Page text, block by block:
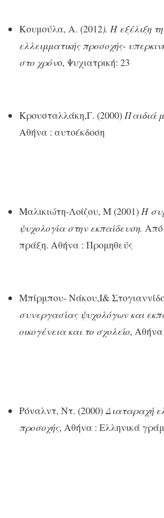
Κουμούλα, Α. (2012). Η εξέλιξη
ελλειμματικής προσοχής-
στο χρόνο, Ψυχιατρική: 23
Κρουσταλλάκη,Γ. (2000) Παιδιά
Αθήνα : αυτοέκδοση
Μαλικιώτη-Λοίζου, Μ (2001) Η
ψυχολογία στην εκπαίδευση. Από
πράξη. Αθήνα : Προμηθεύς
Μπίρμπου- Νάκου,Ι&
συνεργασίας ψυχολόγων και
οικογένεια και το σχολείο,
Ρόναλντ, Ντ. (2000) Διαταραχή
προσοχής, Αθήνα : Ελληνικά